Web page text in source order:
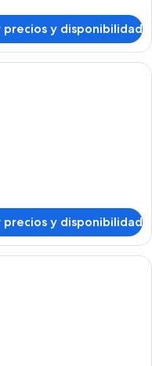
precios y disponibilidad
con una cama, un
precios y disponibilidad
| Ducha, secador de pelo y